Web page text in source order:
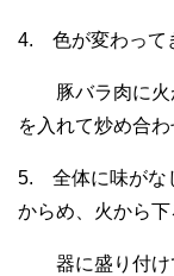
4. 色が変わって
豚バラ肉に火
を入れて炒め合わ
5. 全体に味がな
からめ、火から下
器に盛り付けて